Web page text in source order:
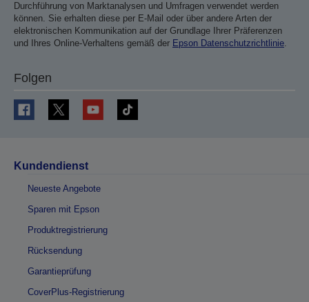
Durchführung von Marktanalysen und Umfragen verwendet werden
können. Sie erhalten diese per E-Mail oder über andere Arten der
elektronischen Kommunikation auf der Grundlage Ihrer Präferenzen
und Ihres Online-Verhaltens gemäß der Epson Datenschutzrichtlinie.
Folgen
Kundendienst
Neueste Angebote
Sparen mit Epson
Produktregistrierung
Rücksendung
Garantieprüfung
CoverPlus-Registrierung